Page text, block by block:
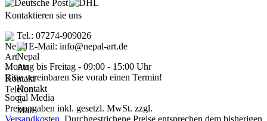
Kontaktieren sie uns
Tel.: 07274-909026
E-Mail: info@nepal-art.de
Montag bis Freitag - 09:00 - 15:00 Uhr
Bitte vereinbaren Sie vorab einen Termin!
Social Media
Preisangaben inkl. gesetzl. MwSt. zzgl.
Versandkosten. Durchgestrichene Preise entsprechen dem bisherigen